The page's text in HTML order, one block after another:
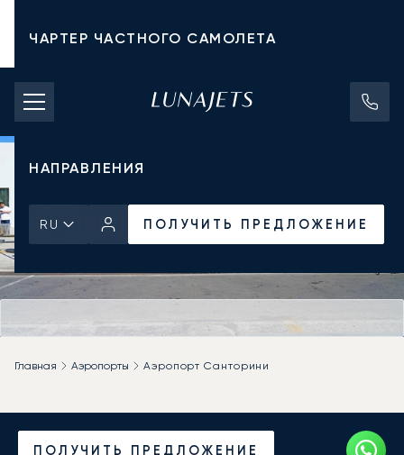
ЧАРТЕР ЧАСТНОГО САМОЛЕТА
СТОИМОСТЬ ЧАРТЕРА
ЧАСТНЫЕ САМОЛЕТЫ
НАПРАВЛЕНИЯ
RU ПОЛУЧИТЬ ПРЕДЛОЖЕНИЕ
ПОЛУЧИТЬ ПРЕДЛОЖЕНИЕ
Главная Аэропорты Аэропорт Санторини
Частный джет в